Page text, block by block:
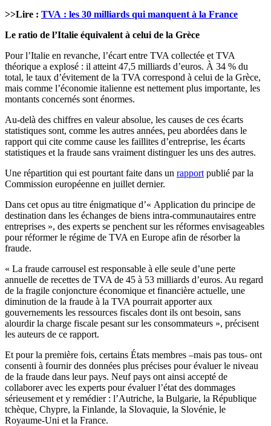
>>Lire : TVA : les 30 milliards qui manquent à la France
Le ratio de l’Italie équivalent à celui de la Grèce
Pour l’Italie en revanche, l’écart entre TVA collectée et TVA
théorique a explosé : il atteint 47,5 milliards d’euros. À 34 % du
total, le taux d’évitement de la TVA correspond à celui de la Grèce,
mais comme l’économie italienne est nettement plus importante, les
montants concernés sont énormes.
Au-delà des chiffres en valeur absolue, les causes de ces écarts
statistiques sont, comme les autres années, peu abordées dans le
rapport qui cite comme cause les faillites d’entreprise, les écarts
statistiques et la fraude sans vraiment distinguer les uns des autres.
Une répartition qui est pourtant faite dans un rapport publié par la
Commission européenne en juillet dernier.
Dans cet opus au titre énigmatique d’« Application du principe de
destination dans les échanges de biens intra-communautaires entre
entreprises », des experts se penchent sur les réformes envisageables
pour réformer le régime de TVA en Europe afin de résorber la
fraude.
« La fraude carrousel est responsable à elle seule d’une perte
annuelle de recettes de TVA de 45 à 53 milliards d’euros. Au regard
de la fragile conjoncture économique et financière actuelle, une
diminution de la fraude à la TVA pourrait apporter aux
gouvernements les ressources fiscales dont ils ont besoin, sans
alourdir la charge fiscale pesant sur les consommateurs », précisent
les auteurs de ce rapport.
Et pour la première fois, certains États membres –mais pas tous- ont
consenti à fournir des données plus précises pour évaluer le niveau
de la fraude dans leur pays. Neuf pays ont ainsi accepté de
collaborer avec les experts pour évaluer l’état des dommages
sérieusement et y remédier : l’Autriche, la Bulgarie, la République
tchèque, Chypre, la Finlande, la Slovaquie, la Slovénie, le
Royaume-Uni et la France.